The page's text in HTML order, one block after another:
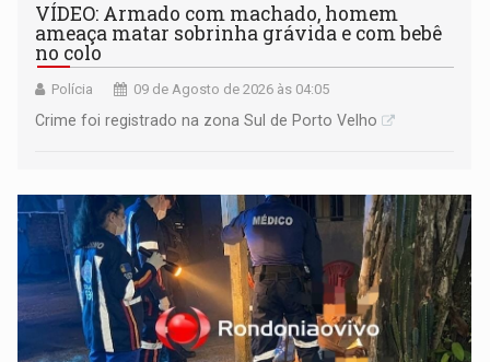
VÍDEO: Armado com machado, homem
ameaça matar sobrinha grávida e com bebê
no colo
Polícia 09 de Agosto de 2026 às 04:05
Crime foi registrado na zona Sul de Porto Velho